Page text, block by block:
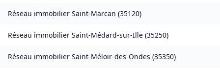
Réseau immobilier Saint-Marcan (35120)
Réseau immobilier Saint-Médard-sur-Ille (35250)
Réseau immobilier Saint-Méloir-des-Ondes (35350)